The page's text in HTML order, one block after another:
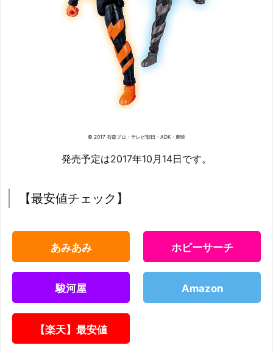
© 2017 石森プロ・テレビ朝日・ADK・東映
発売予定は2017年10月14日です。
【最安値チェック】
あみあみ ホビーサーチ
駿河屋 Amazon
【楽天】最安値